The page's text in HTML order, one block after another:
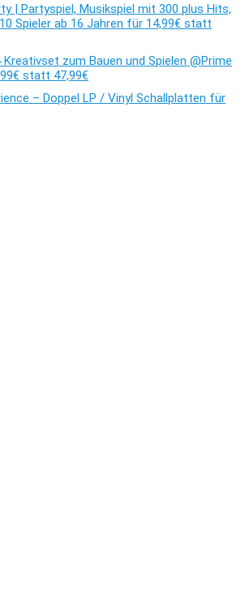
| Partyspiel, Musikspiel mit 300 plus Hits,
Spieler ab 16 Jahren für 14,99€ statt
Kreativset zum Bauen und Spielen @Prime
statt 47,99€
– Doppel LP / Vinyl Schallplatten für